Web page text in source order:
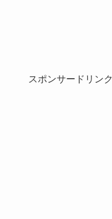
スポンサードリンク